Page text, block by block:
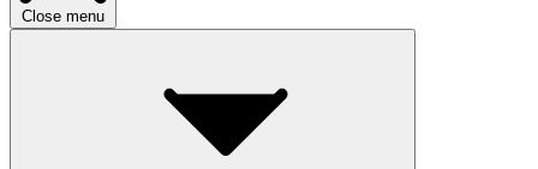
Close menu